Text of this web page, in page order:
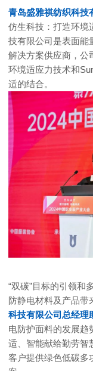
青岛盛雅祺纺织科技
仿生科技：打造环境
技有限公司是表面能
解决方案供应商，
环境适应力技术和
适的结合。
“双碳”目标的引领和
防静电材料及产品带
科技有限公司总经理
电防护面料的发展趋
适、智能献给勤劳智
客户提供绿色低碳多